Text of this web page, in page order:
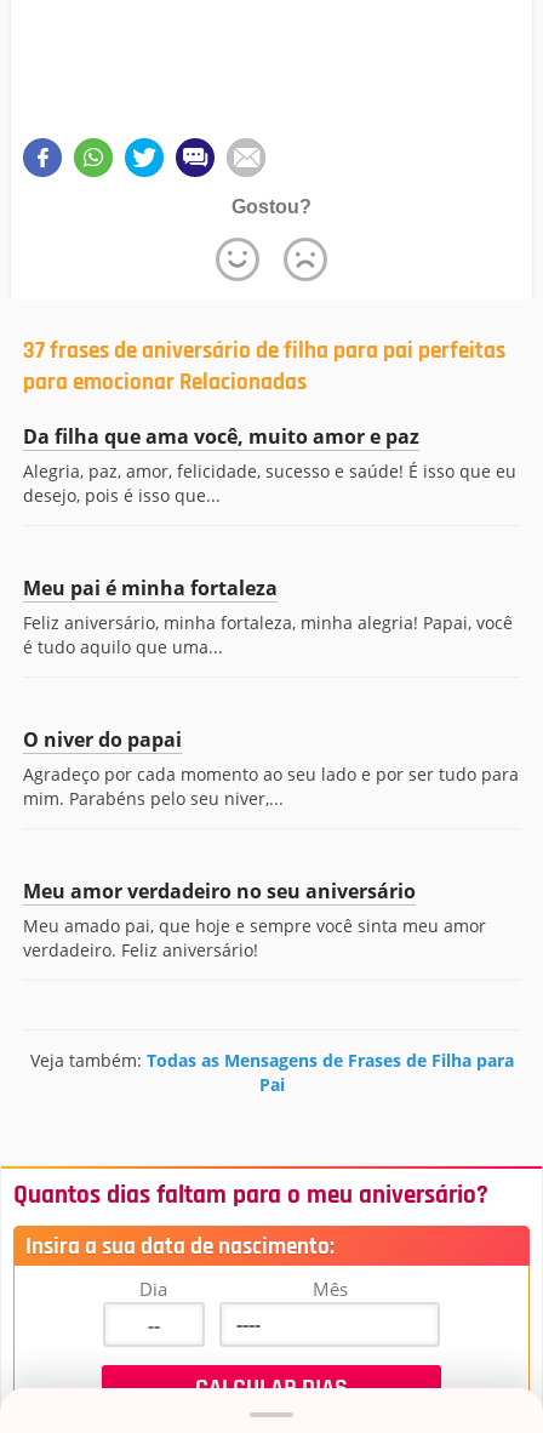
Gostou?
37 frases de aniversário de filha para pai perfeitas
para emocionar Relacionadas
Da filha que ama você, muito amor e paz
Alegria, paz, amor, felicidade, sucesso e saúde! É isso que eu
desejo, pois é isso que...
Meu pai é minha fortaleza
Feliz aniversário, minha fortaleza, minha alegria! Papai, você
é tudo aquilo que uma...
O niver do papai
Agradeço por cada momento ao seu lado e por ser tudo para
mim. Parabéns pelo seu niver,...
Meu amor verdadeiro no seu aniversário
Meu amado pai, que hoje e sempre você sinta meu amor
verdadeiro. Feliz aniversário!
Veja também: Todas as Mensagens de Frases de Filha para
Pai
Quantos dias faltam para o meu aniversário?
Insira a sua data de nascimento:
Dia Mês